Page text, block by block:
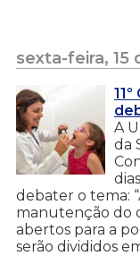
sexta-feira, 15
A
da
debater o tema:
manutenção do
abertos para a
serão divididos